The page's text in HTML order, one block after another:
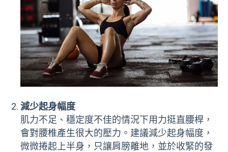
減少起身幅度
肌力不足、穩定度不佳的情況下用力挺直腰桿，
會對腰椎產生很大的壓力。建議減少起身幅度，
微微捲起上半身，只讓肩膀離地，並於收緊的發